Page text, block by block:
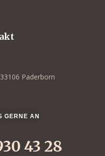
Paderborn
GERNE AN
43 28